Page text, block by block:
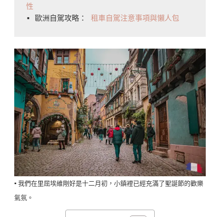
性
▪️ 歐洲自駕攻略： 租車自駕注意事項與懶人包
▪️ 我們在里屈埃維剛好是十二月初，小鎮裡已經充滿了聖誕節的歡樂
氣氛。